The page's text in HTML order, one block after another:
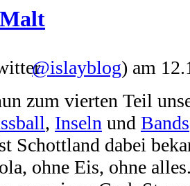
@islayblog) am
zum vierten Teil
, Inseln und Bands
Schottland dabei
ohne Eis, ohne